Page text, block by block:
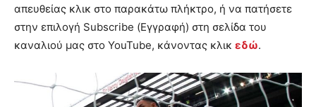
απευθείας κλικ στο παρακάτω πλήκτρο, ή να πατήσετε
στην επιλογή Subscribe (Εγγραφή) στη σελίδα του
καναλιού μας στο YouTube, κάνοντας κλικ εδώ.